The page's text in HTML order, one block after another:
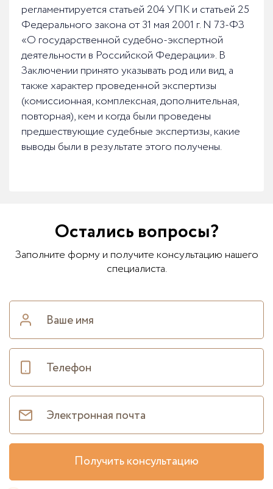
регламентируется статьей 204 УПК и статьей 25
Федерального закона от 31 мая 2001 г. N 73-ФЗ
«О государственной судебно-экспертной
деятельности в Российской Федерации». В
Заключении принято указывать род или вид, а
также характер проведенной экспертизы
(комиссионная, комплексная, дополнительная,
повторная), кем и когда были проведены
предшествующие судебные экспертизы, какие
выводы были в результате этого получены.
Остались вопросы?
Заполните форму и получите консультацию нашего
специалиста.
Получить консультацию